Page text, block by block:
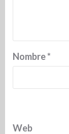
Nombre*
Web